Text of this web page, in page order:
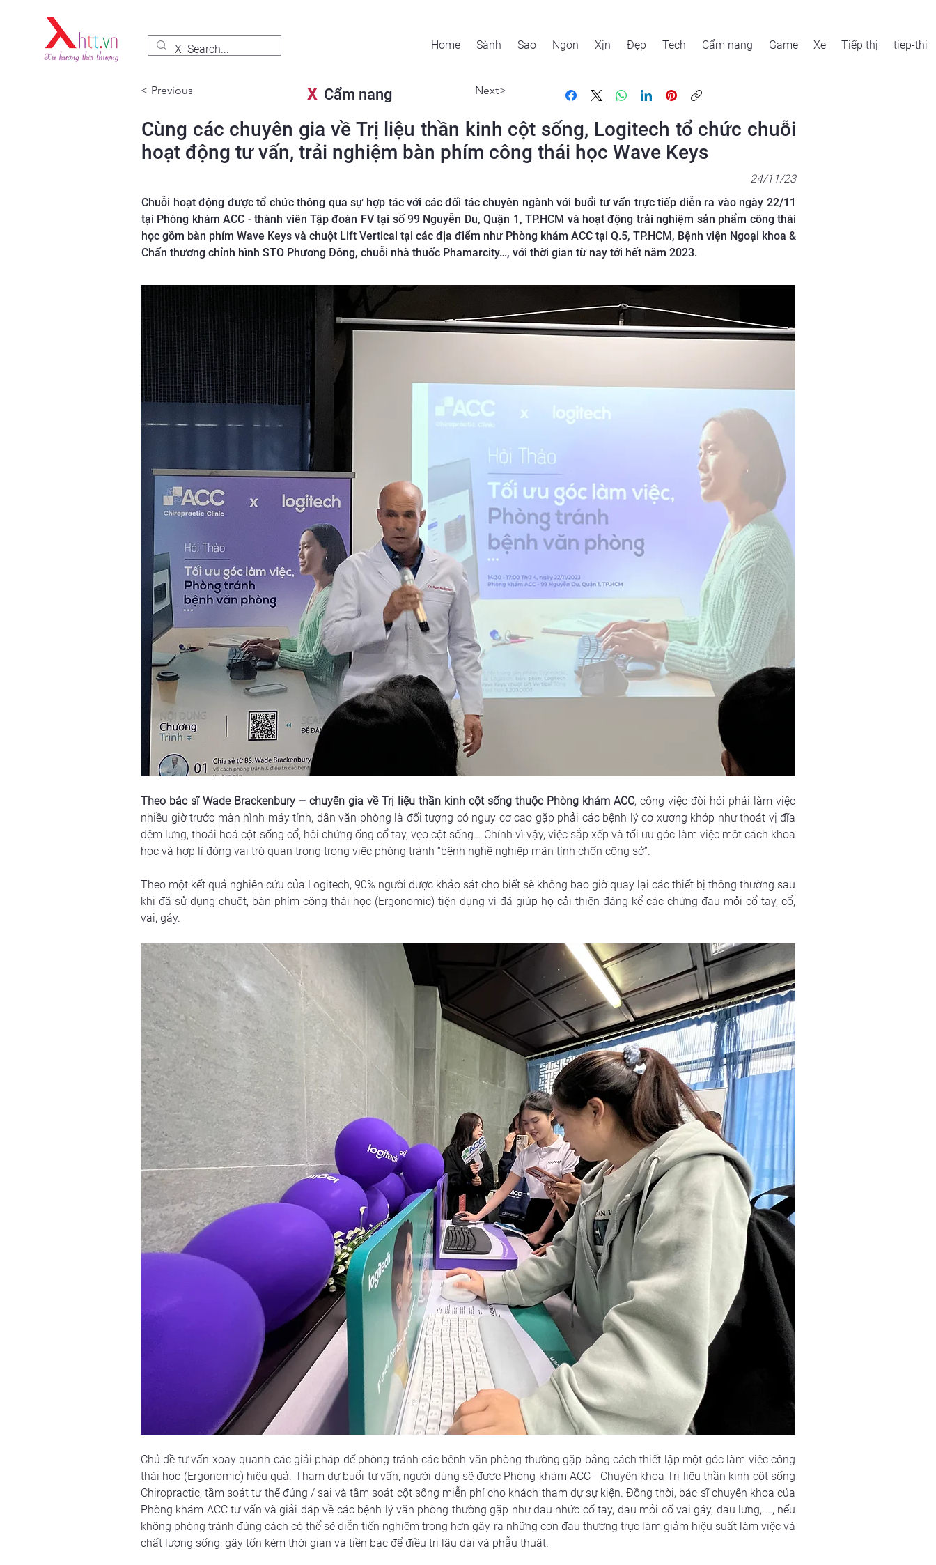
Home Sành Sao Ngon Xịn Đẹp Tech Cẩm nang Game Xe Tiếp thị tiep-thi
< Previous XCẩm nang Next>
Cùng các chuyên gia về Trị liệu thần kinh cột sống, Logitech tổ chức chuỗi
hoạt động tư vấn, trải nghiệm bàn phím công thái học Wave Keys
24/11/23
Chuỗi hoạt động được tổ chức thông qua sự hợp tác với các đối tác chuyên ngành với buổi tư vấn trực tiếp diễn ra vào ngày 22/11
tại Phòng khám ACC - thành viên Tập đoàn FV tại số 99 Nguyễn Du, Quận 1, TP.HCM và hoạt động trải nghiệm sản phẩm công thái
học gồm bàn phím Wave Keys và chuột Lift Vertical tại các địa điểm như Phòng khám ACC tại Q.5, TP.HCM, Bệnh viện Ngoại khoa &
Chấn thương chỉnh hình STO Phương Đông, chuỗi nhà thuốc Phamarcity…, với thời gian từ nay tới hết năm 2023.
Theo bác sĩ Wade Brackenbury – chuyên gia về Trị liệu thần kinh cột sống thuộc Phòng khám ACC, công việc đòi hỏi phải làm việc
nhiều giờ trước màn hình máy tính, dân văn phòng là đối tượng có nguy cơ cao gặp phải các bệnh lý cơ xương khớp như thoát vị đĩa
đệm lưng, thoái hoá cột sống cổ, hội chứng ống cổ tay, vẹo cột sống… Chính vì vậy, việc sắp xếp và tối ưu góc làm việc một cách khoa
học và hợp lí đóng vai trò quan trọng trong việc phòng tránh “bệnh nghề nghiệp mãn tính chốn công sở”.
Theo một kết quả nghiên cứu của Logitech, 90% người được khảo sát cho biết sẽ không bao giờ quay lại các thiết bị thông thường sau
khi đã sử dụng chuột, bàn phím công thái học (Ergonomic) tiện dụng vì đã giúp họ cải thiện đáng kể các chứng đau mỏi cổ tay, cổ,
vai, gáy.
Chủ đề tư vấn xoay quanh các giải pháp để phòng tránh các bệnh văn phòng thường gặp bằng cách thiết lập một góc làm việc công
thái học (Ergonomic) hiệu quả. Tham dự buổi tư vấn, người dùng sẽ được Phòng khám ACC - Chuyên khoa Trị liệu thần kinh cột sống
Chiropractic, tầm soát tư thế đúng / sai và tầm soát cột sống miễn phí cho khách tham dự sự kiện. Đồng thời, bác sĩ chuyên khoa của
Phòng khám ACC tư vấn và giải đáp về các bệnh lý văn phòng thường gặp như đau nhức cổ tay, đau mỏi cổ vai gáy, đau lưng, …, nếu
không phòng tránh đúng cách có thể sẽ diễn tiến nghiêm trọng hơn gây ra những cơn đau thường trực làm giảm hiệu suất làm việc và
chất lượng sống, gây tốn kém thời gian và tiền bạc để điều trị lâu dài và phẫu thuật.